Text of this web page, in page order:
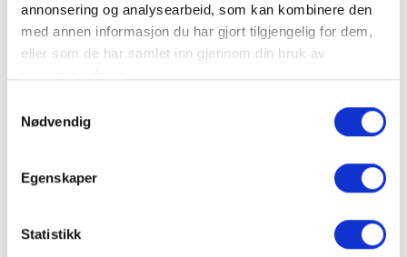
annonsering og analysearbeid, som kan kombinere den
med annen informasjon du har gjort tilgjengelig for dem,
eller som de har samlet inn gjennom din bruk av
Nødvendig
Egenskaper
Statistikk